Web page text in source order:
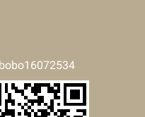
bobo16072534